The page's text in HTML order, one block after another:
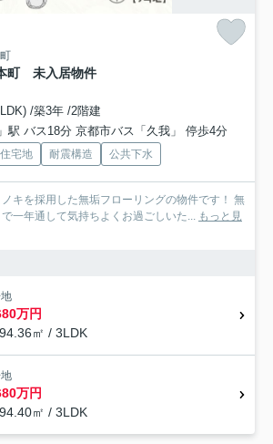
町 未入居物件
/築3年 /2階建
駅 バス18分 京都市バス「久我」 停歩4分
宅地 耐震構造 公共下水
キを採用した無垢フローリングの物件です！ 無
一年通して気持ちよくお過ごしいた... もっと見
万円
㎡ / 3LDK
万円
㎡ / 3LDK